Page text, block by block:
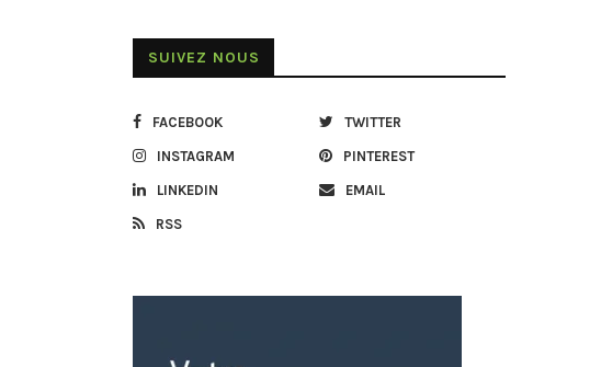
SUIVEZ NOUS
FACEBOOK TWITTER
INSTAGRAM PINTEREST
LINKEDIN EMAIL
RSS